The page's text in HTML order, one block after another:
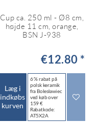
Cup ca. 250 ml - Ø8 cm,
højde 11 cm, orange,
BSN J-938
€12.80 *
Læg i
indkøbs
kurven
6 % rabat på
polsk keramik
fra Bolesławiec
ved køb over
159 €
Rabatkode:
AT5X2A